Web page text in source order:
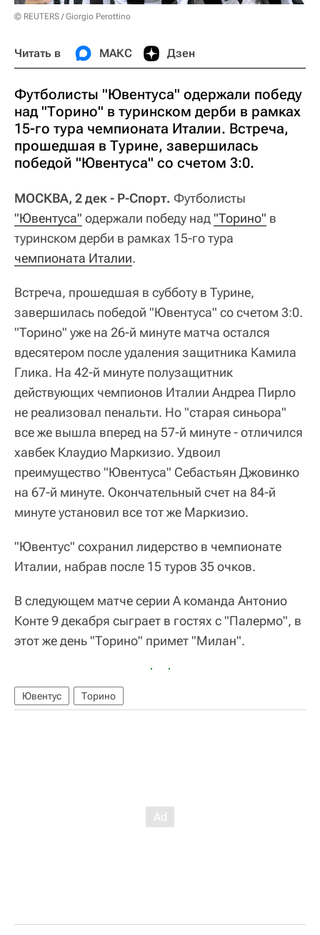
© REUTERS / Giorgio Perottino
Читать в МАКС Дзен
Футболисты "Ювентуса" одержали победу
над "Торино" в туринском дерби в рамках
15-го тура чемпионата Италии. Встреча,
прошедшая в Турине, завершилась
победой "Ювентуса" со счетом 3:0.
МОСКВА, 2 дек - Р-Спорт. Футболисты
"Ювентуса" одержали победу над"Торино" в
туринском дерби в рамках 15-го тура
чемпионата Италии.
Встреча, прошедшая в субботу в Турине,
завершилась победой "Ювентуса" со счетом 3:0.
"Торино" уже на 26-й минуте матча остался
вдесятером после удаления защитника Камила
Глика. На 42-й минуте полузащитник
действующих чемпионов Италии Андреа Пирло
не реализовал пенальти. Но "старая синьора"
все же вышла вперед на 57-й минуте - отличился
хавбек Клаудио Маркизио. Удвоил
преимущество "Ювентуса" Себастьян Джовинко
на 67-й минуте. Окончательный счет на 84-й
минуте установил все тот же Маркизио.
"Ювентус" сохранил лидерство в чемпионате
Италии, набрав после 15 туров 35 очков.
В следующем матче серии А команда Антонио
Конте 9 декабря сыграет в гостях с "Палермо", в
этот же день "Торино" примет "Милан".
Ювентус Торино